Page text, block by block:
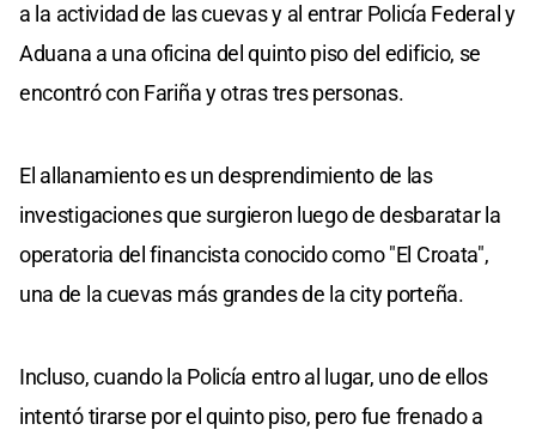
a la actividad de las cuevas y al entrar Policía Federal y
Aduana a una oficina del quinto piso del edificio, se
encontró con Fariña y otras tres personas.
El allanamiento es un desprendimiento de las
investigaciones que surgieron luego de desbaratar la
operatoria del financista conocido como "El Croata",
una de la cuevas más grandes de la city porteña.
Incluso, cuando la Policía entro al lugar, uno de ellos
intentó tirarse por el quinto piso, pero fue frenado a